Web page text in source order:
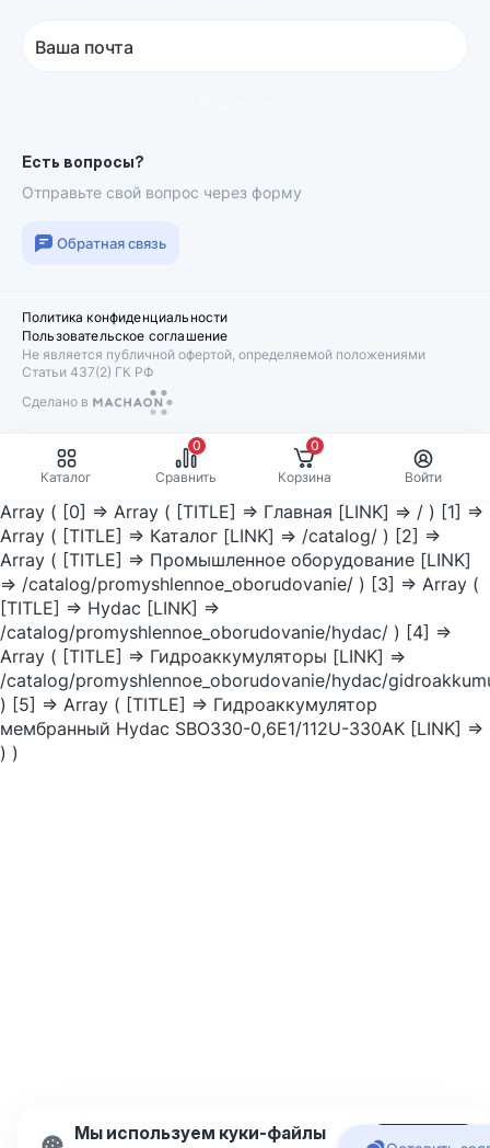
Ваша почта
Есть вопросы?
Отправьте свой вопрос через форму
Обратная связь
Политика конфиденциальности
Пользовательское соглашение
Не является публичной офертой, определяемой положениями
Статьи 437(2) ГК РФ
Сделано в
Machaon
Каталог
0
Сравнить
0
Корзина
Войти
Мы используем куки-файлы
Array ( [0] => Array ( [TITLE] => Главная [LINK] => / ) [1] =>
Array ( [TITLE] => Каталог [LINK] => /catalog/ ) [2] =>
Array ( [TITLE] => Промышленное оборудование [LINK]
=> /catalog/promyshlennoe_oborudovanie/ ) [3] => Array (
[TITLE] => Hydac [LINK] =>
/catalog/promyshlennoe_oborudovanie/hydac/ ) [4] =>
Array ( [TITLE] => Гидроаккумуляторы [LINK] =>
/catalog/promyshlennoe_oborudovanie/hydac/
) [5] => Array ( [TITLE] => Гидроаккумулятор
мембранный Hydac SBO330-0,6E1/112U-330AK [LINK] =>
) )